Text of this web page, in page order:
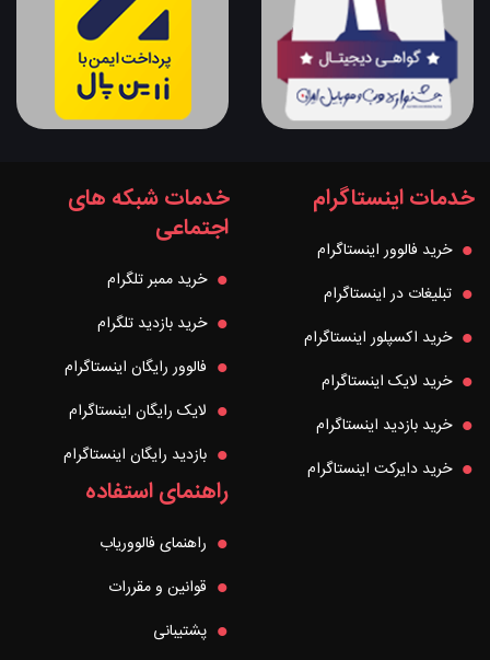
خدمات اینستاگرام
خرید فالوور اینستاگرام
تبلیغات در اینستاگرام
خرید اکسپلور اینستاگرام
خرید لایک اینستاگرام
خرید بازدید اینستاگرام
خرید دایرکت اینستاگرام
خدمات شبکه های
اجتماعی
خرید ممبر تلگرام
خرید بازدید تلگرام
فالوور رایگان اینستاگرام
لایک رایگان اینستاگرام
بازدید رایگان اینستاگرام
راهنمای استفاده
راهنمای فالووریاب
قوانین و مقررات
پشتیبانی